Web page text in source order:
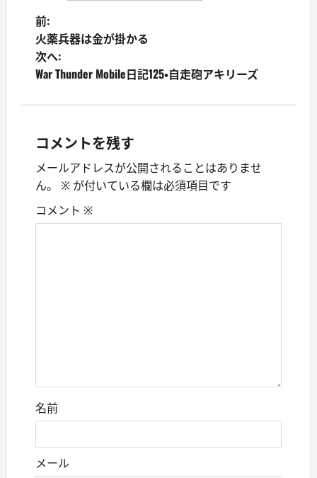
投
稿
ナ
ゲ
ー
シ
ョ
前:
火薬兵器は金が掛かる
次へ:
War Thunder Mobile日記125・自走砲アキリーズ
コメントを残す
メールアドレスが公開されることはありませ
ん。
※ が付いている欄は必須項目です
コメント ※
名前
メール